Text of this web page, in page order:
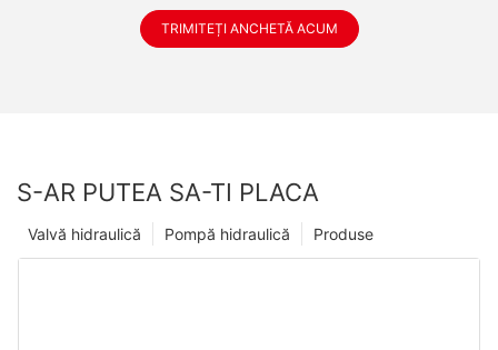
TRIMITEȚI ANCHETĂ ACUM
S-AR PUTEA SA-TI PLACA
Produse
Pompă hidraulică
Valvă hidraulică